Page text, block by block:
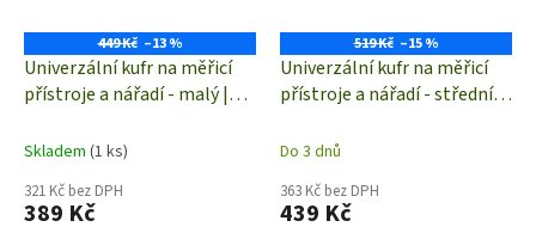
449 Kč –13 %
Univerzální kufr na měřicí
přístroje a nářadí - malý |
55 mm
Skladem (1 ks)
321 Kč bez DPH
389 Kč
519 Kč –15 %
Univerzální kufr na měřicí
přístroje a nářadí - střední |
Do 3 dnů
363 Kč bez DPH
439 Kč